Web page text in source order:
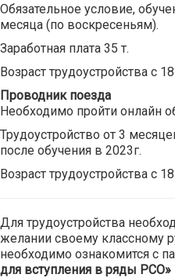
Обязательное условие,
месяца (по воскресеньям).
Заработная плата 35 т.
Возраст трудоустройства с
Проводник поезда
Необходимо пройти онлайн
Трудоустройство от 3
после обучения в 2023г.
Возраст трудоустройства с
Для трудоустройства
желании своему классному
необходимо ознакомится с
для вступления в ряды РСО»